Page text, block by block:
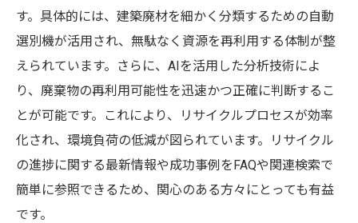
す。具体的には、建築廃材を細かく分類するための自動
選別機が活用され、無駄なく資源を再利用する体制が整
えられています。さらに、AIを活用した分析技術によ
り、廃棄物の再利用可能性を迅速かつ正確に判断するこ
とが可能です。これにより、リサイクルプロセスが効率
化され、環境負荷の低減が図られています。リサイクル
の進捗に関する最新情報や成功事例をFAQや関連検索で
簡単に参照できるため、関心のある方々にとっても有益
です。